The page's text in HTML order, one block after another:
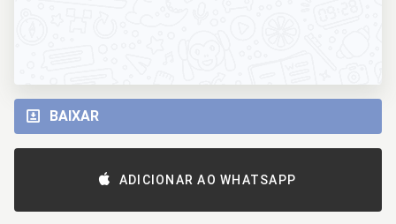
BAIXAR
ADICIONAR AO WHATSAPP